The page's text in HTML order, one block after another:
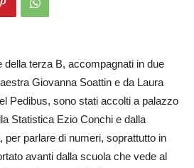
della terza B, accompagnati in due
Giovanna Soattin e da Laura
Pedi­bus, sono stati accolti a palazzo
Statis­tica Ezio Conchi e dalla
per parlare di nu­meri, soprattutto in
avanti dalla scuola che vede al